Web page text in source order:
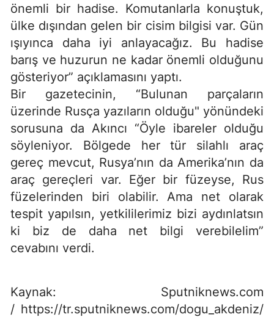
önemli bir hadise. Komutanlarla konuştuk,
ülke dışından gelen bir cisim bilgisi var. Gün
ışıyınca daha iyi anlayacağız. Bu hadise
barış ve huzurun ne kadar önemli olduğunu
gösteriyor” açıklamasını yaptı.
Bir gazetecinin, “Bulunan parçaların
üzerinde Rusça yazıların olduğu" yönündeki
sorusuna da Akıncı “Öyle ibareler olduğu
söyleniyor. Bölgede her tür silahlı araç
gereç mevcut, Rusya’nın da Amerika’nın da
araç gereçleri var. Eğer bir füzeyse, Rus
füzelerinden biri olabilir. Ama net olarak
tespit yapılsın, yetkililerimiz bizi aydınlatsın
ki biz de daha net bilgi verebilelim”
cevabını verdi.
Kaynak: Sputniknews.com
/ https://tr.sputniknews.com/dogu_akdeniz/